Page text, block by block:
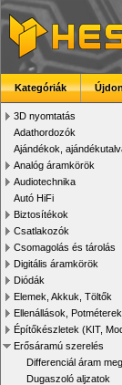
Kategóriák
3D nyomtatás
Adathordozók
Ajándékok,
Analóg áramkörök
Audiotechnika
Autó HiFi
Biztosítékok
Csatlakozók
Csomagolás és tárolás
Digitális áramkörök
Diódák
Elemek, Akkuk, Töltők
Ellenállások, Potméterek
Építőkészletek (KIT,
Erősáramú szerelés
Differenciál áram
Dugaszoló aljzatok